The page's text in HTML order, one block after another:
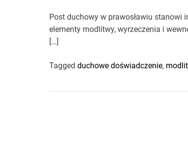
Post duchowy w prawosławiu stanowi
elementy modlitwy, wyrzeczenia i
[…]
Tagged duchowe doświadczenie,